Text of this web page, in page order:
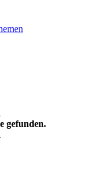
gefunden.